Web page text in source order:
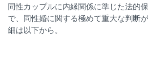
同性カップルに内縁関係に準じた法的
で、同性婚に関する極めて重大な判断
細は以下から。